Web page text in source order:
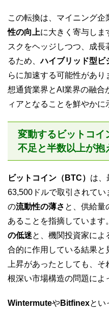
この転換は、マイニング企
性の向上に大きく寄与しま
スクをヘッジしつつ、成長
るため、ハイブリッド型ビ
らに加速する可能性があり
想通貨業界とAI業界の融合
ィアとなることを鮮やかに
変動するビットコイ
不足と半数以上が抱
ビットコイン（BTC） は、
63,500ドルで取引されて
の流動性の薄さ と、供給量
あることを指摘しています
の低迷と、機関投資家によ
合的に作用している結果と
上昇があったとしても、
根深い市場構造の問題によ
WintermuteやBitfinexとい